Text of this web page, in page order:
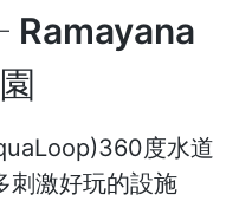
Ramayana
度水道
刺激好玩的設施